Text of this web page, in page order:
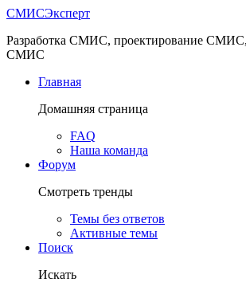
СМИСЭксперт
Разработка СМИС, проектирование СМИС,
СМИС
Главная
Домашняя страница
FAQ
Наша команда
Форум
Смотреть тренды
Темы без ответов
Активные темы
Поиск
Искать